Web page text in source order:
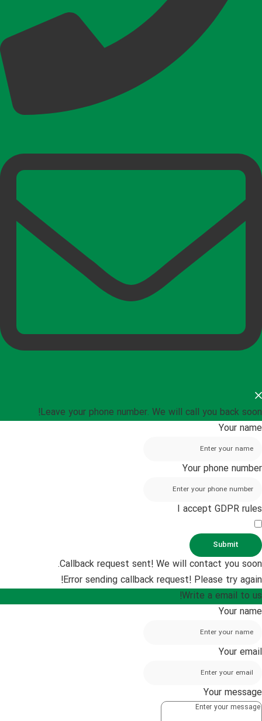
Leave your phone number. We will call you back soon!
Your name
Your phone number
I accept GDPR rules
Submit
Callback request sent! We will contact you soon.
Error sending callback request! Please try again!
Write a email to us!
Your name
Your email
Your message